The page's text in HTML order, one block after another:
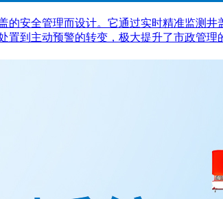
安全管理而设计。它通过实时精准监测
到主动预警的转变，极大提升了市政管